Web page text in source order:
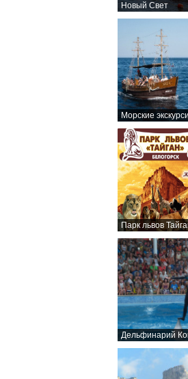
Новый Свет
Морские
Парк львов
Дельфинарий